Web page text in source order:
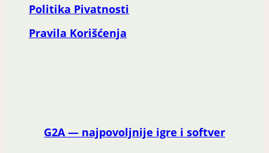
Politika Pivatnosti
Pravila Korišćenja
G2A — najpovoljnije igre i softver